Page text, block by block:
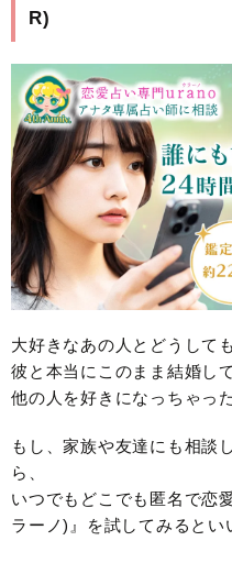
R)
大好きなあの人とどうして
彼と本当にこのまま結婚し
他の人を好きになっちゃっ
もし、家族や友達にも相談
ら、
いつでもどこでも匿名で恋
ラーノ)』を試してみるとい